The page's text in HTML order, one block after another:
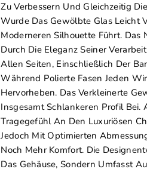
Zu Verbessern Und Gleichzeitig
Wurde Das Gewölbte Glas Leicht
Moderneren Silhouette Führt. Das
Durch Die Eleganz Seiner
Allen Seiten, Einschließlich Der
Während Polierte Fasen Jeden
Hervorheben. Das Verkleinerte
Insgesamt Schlankeren Profil Bei.
Tragegefühl An Den Luxuriösen
Jedoch Mit Optimierten
Noch Mehr Komfort. Die
Das Gehäuse, Sondern Umfasst